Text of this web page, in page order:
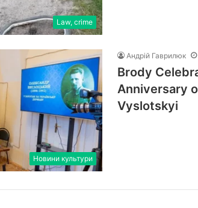
Law, crime
Новини культури
Андрій Гаврилюк
Brody
Anniversary
Vyslotskyi